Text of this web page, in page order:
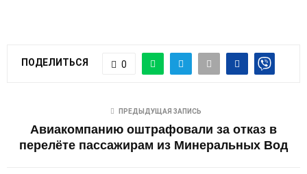
NПОДЕЛИТЬСЯ 0
ПРЕДЫДУЩАЯ ЗАПИСЬ
Авиакомпанию оштрафовали за отказ в
перелёте пассажирам из Минеральных Вод